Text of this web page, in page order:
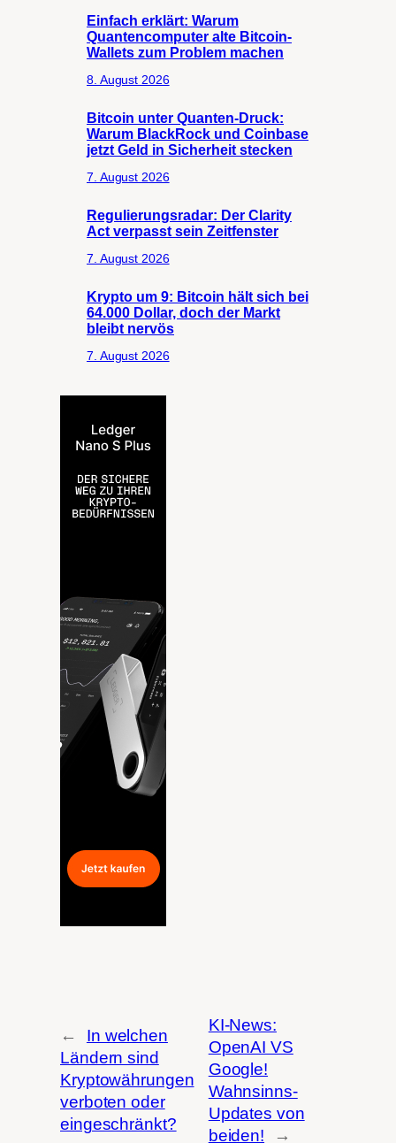
Einfach erklärt: Warum
Quantencomputer alte Bitcoin-
Wallets zum Problem machen
8. August 2026
Bitcoin unter Quanten-Druck:
Warum BlackRock und Coinbase
jetzt Geld in Sicherheit stecken
7. August 2026
Regulierungsradar: Der Clarity
Act verpasst sein Zeitfenster
7. August 2026
Krypto um 9: Bitcoin hält sich bei
64.000 Dollar, doch der Markt
bleibt nervös
7. August 2026
←
In welchen
Ländern sind
Kryptowährungen
verboten oder
eingeschränkt?
KI-News:
OpenAI VS
Google!
Wahnsinns-
Updates von
beiden!
→